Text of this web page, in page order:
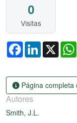
0
Visitas
FacebookLinkedIn
X
Página completa
Autores
Smith, J.L.